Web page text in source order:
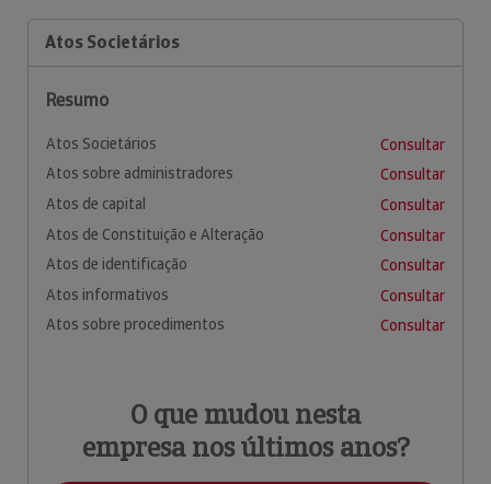
Atos Societários
Resumo
Atos Societários
Consultar
Atos sobre administradores
Consultar
Atos de capital
Consultar
Atos de Constituição e Alteração
Consultar
Atos de identificação
Consultar
Atos informativos
Consultar
Atos sobre procedimentos
Consultar
O que mudou nesta
empresa nos últimos anos?